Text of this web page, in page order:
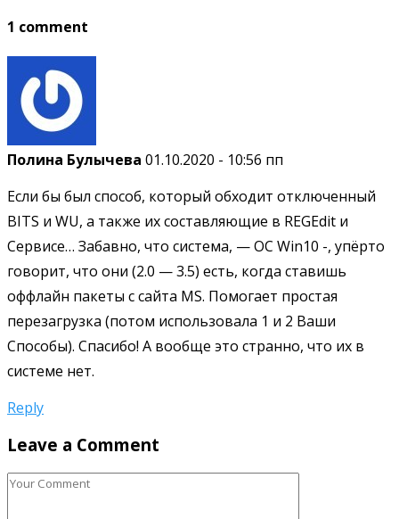
1 comment
Полина Булычева 01.10.2020 - 10:56 пп
Если бы был способ, который обходит отключенный
BITS и WU, а также их составляющие в REGEdit и
Сервисе… Забавно, что система, — ОС Win10 -, упёрто
говорит, что они (2.0 — 3.5) есть, когда ставишь
оффлайн пакеты с сайта MS. Помогает простая
перезагрузка (потом использовала 1 и 2 Ваши
Способы). Спасибо! А вообще это странно, что их в
системе нет.
Reply
Leave a Comment